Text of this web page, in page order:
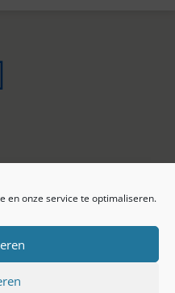
en onze service te optimaliseren.